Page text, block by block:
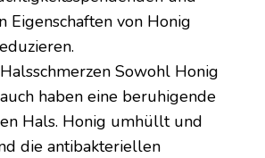
Eigenschaften von Honig
Sowohl Honig
haben eine beruhigende
Hals. Honig umhüllt und
die antibakteriellen